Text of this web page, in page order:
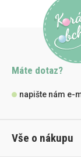
Máte dotaz?
napište nám e-
Vše o nákupu